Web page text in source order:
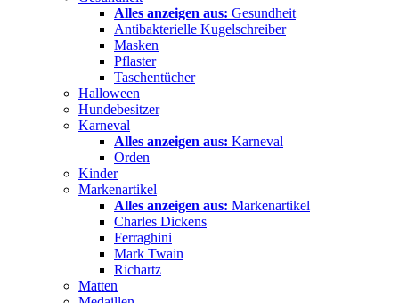
Alles anzeigen aus: Gesundheit
Antibakterielle Kugelschreiber
Masken
Pflaster
Taschentücher
Halloween
Hundebesitzer
Karneval
Alles anzeigen aus: Karneval
Orden
Kinder
Markenartikel
Alles anzeigen aus: Markenartikel
Charles Dickens
Ferraghini
Mark Twain
Richartz
Matten